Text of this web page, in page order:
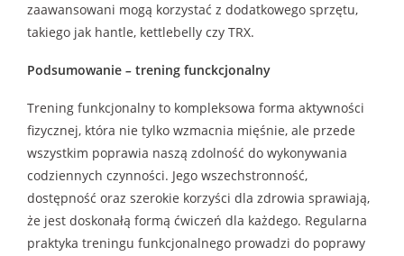
zaawansowani mogą korzystać z dodatkowego sprzętu,
takiego jak hantle, kettlebelly czy TRX.
Podsumowanie – trening funckcjonalny
Trening funkcjonalny to kompleksowa forma aktywności
fizycznej, która nie tylko wzmacnia mięśnie, ale przede
wszystkim poprawia naszą zdolność do wykonywania
codziennych czynności. Jego wszechstronność,
dostępność oraz szerokie korzyści dla zdrowia sprawiają,
że jest doskonałą formą ćwiczeń dla każdego. Regularna
praktyka treningu funkcjonalnego prowadzi do poprawy